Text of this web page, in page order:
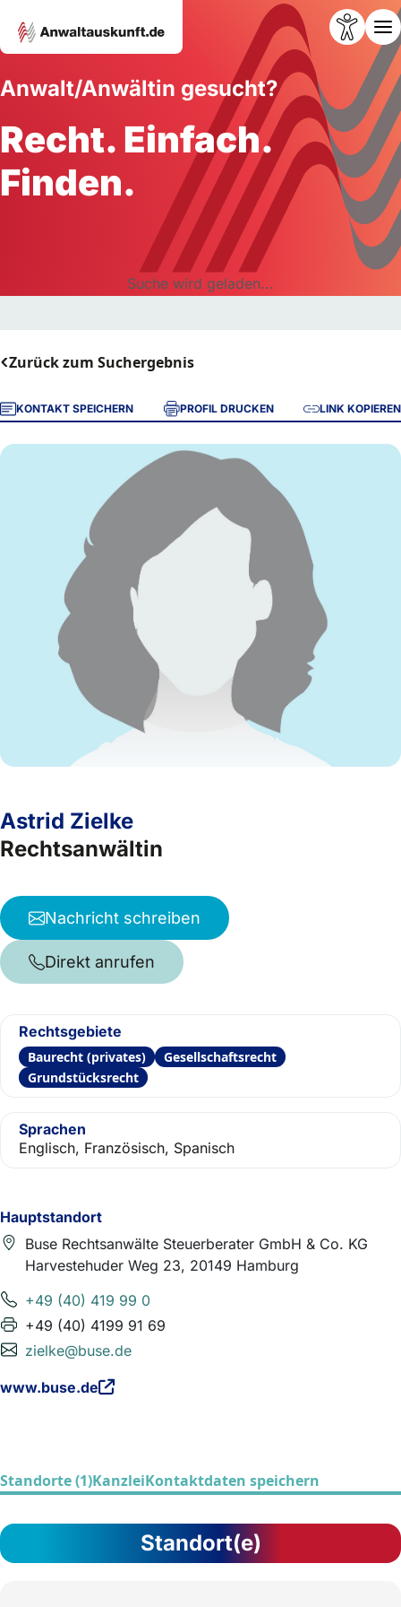
Anwalt/Anwältin gesucht?
Recht. Einfach.
Finden.
Suche wird geladen...
Zurück zum Suchergebnis
KONTAKT SPEICHERN PROFIL DRUCKEN LINK KOPIEREN
Hauptstandort
Buse Rechtsanwälte Steuerberater GmbH & Co. KG
Harvestehuder Weg 23, 20149 Hamburg
+49 (40) 419 99 0
+49 (40) 4199 91 69
zielke@buse.de
www.buse.de
Astrid Zielke
Rechtsanwältin
Nachricht schreiben
Direkt anrufen
Rechtsgebiete
Baurecht (privates)
Gesellschaftsrecht
Grundstücksrecht
Sprachen
Englisch, Französisch, Spanisch
Standorte (1)KanzleiKontaktdaten speichern
Standort(e)